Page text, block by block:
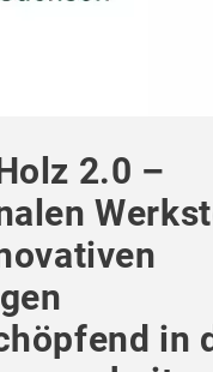
2.0 –
in